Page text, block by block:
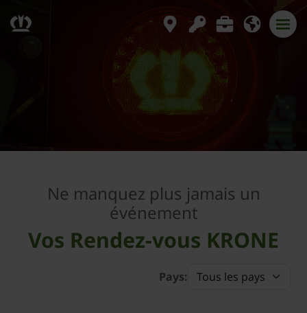
Ne manquez plus jamais un
événement
Vos Rendez-vous KRONE
Pays: